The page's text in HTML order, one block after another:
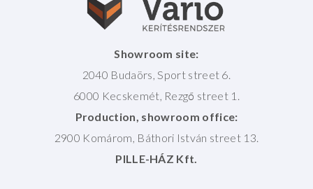
Showroom site:
2040 Budaörs, Sport street 6.
6000 Kecskemét, Rezgő street 1.
Production, showroom office:
2900 Komárom, Báthori István street 13.
PILLE-HÁZ Kft.